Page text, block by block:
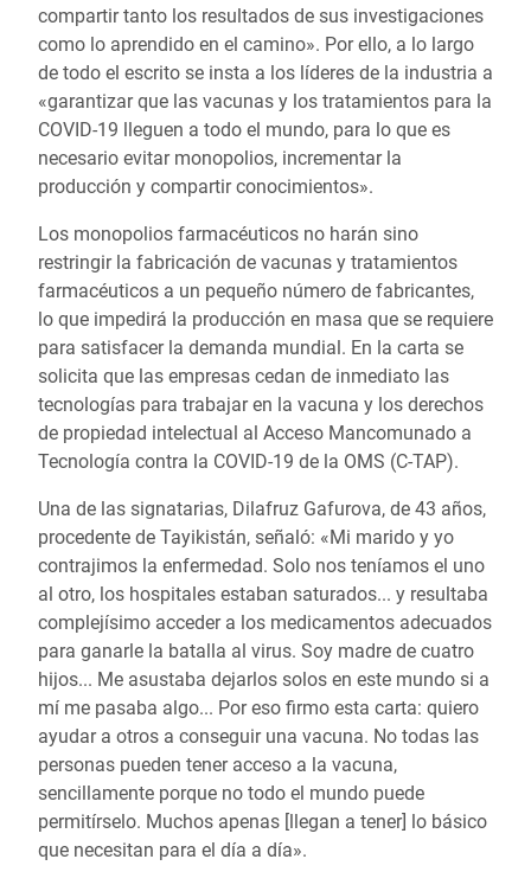
compartir tanto los resultados de sus investigaciones
como lo aprendido en el camino». Por ello, a lo largo
de todo el escrito se insta a los líderes de la industria a
«garantizar que las vacunas y los tratamientos para la
COVID-19 lleguen a todo el mundo, para lo que es
necesario evitar monopolios, incrementar la
producción y compartir conocimientos».
Los monopolios farmacéuticos no harán sino
restringir la fabricación de vacunas y tratamientos
farmacéuticos a un pequeño número de fabricantes,
lo que impedirá la producción en masa que se requiere
para satisfacer la demanda mundial. En la carta se
solicita que las empresas cedan de inmediato las
tecnologías para trabajar en la vacuna y los derechos
de propiedad intelectual al Acceso Mancomunado a
Tecnología contra la COVID-19 de la OMS (C-TAP).
Una de las signatarias, Dilafruz Gafurova, de 43 años,
procedente de Tayikistán, señaló: «Mi marido y yo
contrajimos la enfermedad. Solo nos teníamos el uno
al otro, los hospitales estaban saturados... y resultaba
complejísimo acceder a los medicamentos adecuados
para ganarle la batalla al virus. Soy madre de cuatro
hijos... Me asustaba dejarlos solos en este mundo si a
mí me pasaba algo... Por eso firmo esta carta: quiero
ayudar a otros a conseguir una vacuna. No todas las
personas pueden tener acceso a la vacuna,
sencillamente porque no todo el mundo puede
permitírselo. Muchos apenas [llegan a tener] lo básico
que necesitan para el día a día».